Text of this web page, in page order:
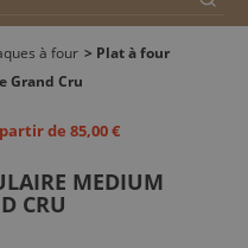
à four > Plat à four
Grand Cru
de 85,00 €
MEDIUM
CRU